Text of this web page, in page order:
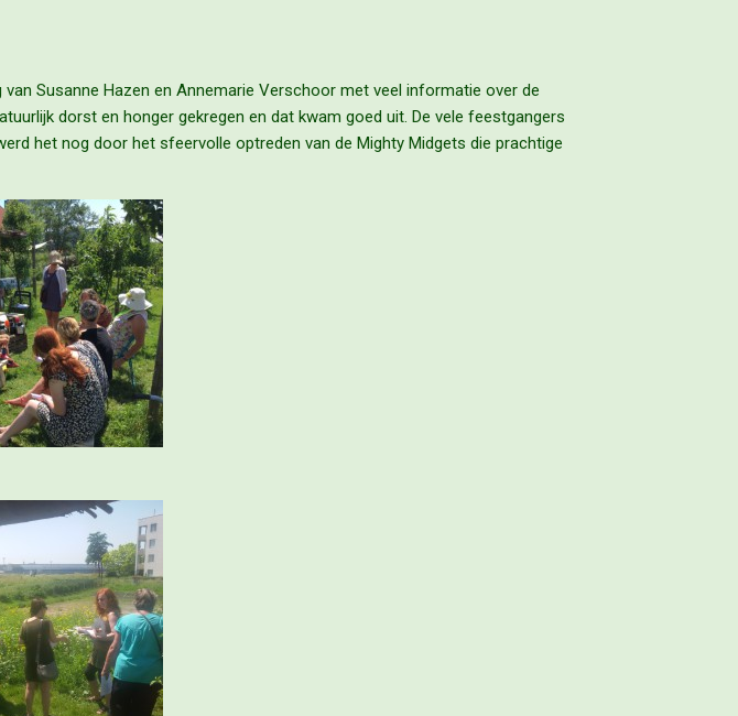
Susanne Hazen en Annemarie Verschoor met veel informatie over de
dorst en honger gekregen en dat kwam goed uit. De vele feestgangers
het nog door het sfeervolle optreden van de Mighty Midgets die prachtige